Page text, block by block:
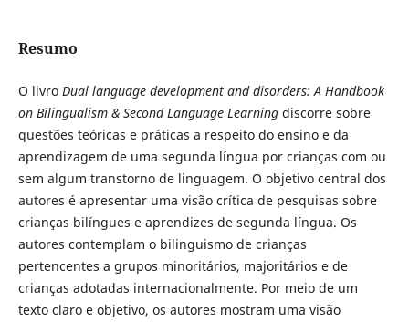
Resumo
O livro Dual language development and disorders: A Handbook
on Bilingualism & Second Language Learning discorre sobre
questões teóricas e práticas a respeito do ensino e da
aprendizagem de uma segunda língua por crianças com ou
sem algum transtorno de linguagem. O objetivo central dos
autores é apresentar uma visão crítica de pesquisas sobre
crianças bilíngues e aprendizes de segunda língua. Os
autores contemplam o bilinguismo de crianças
pertencentes a grupos minoritários, majoritários e de
crianças adotadas internacionalmente. Por meio de um
texto claro e objetivo, os autores mostram uma visão